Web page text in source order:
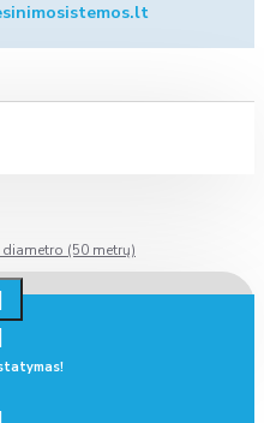
(50 metrų)